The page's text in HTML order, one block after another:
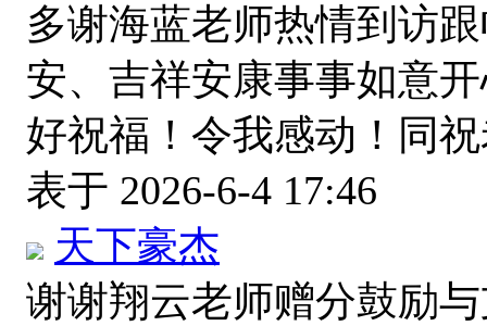
多谢海蓝老师热情到访
安、吉祥安康事事如意
好祝福！令我感动！同
表于 2026-6-4 17:46
天下豪杰
谢谢翔云老师赠分鼓励